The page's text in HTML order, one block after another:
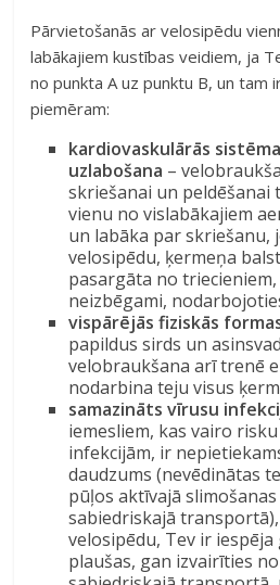
Pārvietošanās ar velosipēdu
labākajiem kustības veidiem, ja
no punkta A uz punktu B, un tam
piemēram:
kardiovaskulārās
uzlabošana –
skriešanai un peldēšanai
vienu no vislabākajiem
un labāka par skriešanu,
velosipēdu, ķermeņa
pasargāta no
neizbēgami,
vispārējās fiziskās
papildus sirds un
velobraukšana arī trenē
nodarbina teju visus
samazināts vīrusu
iemesliem, kas vairo
infekcijām, ir
daudzums (nevēdinātas
pūļos aktīvajā
sabiedriskajā
velosipēdu, Tev ir
plaušas, gan izvairīties